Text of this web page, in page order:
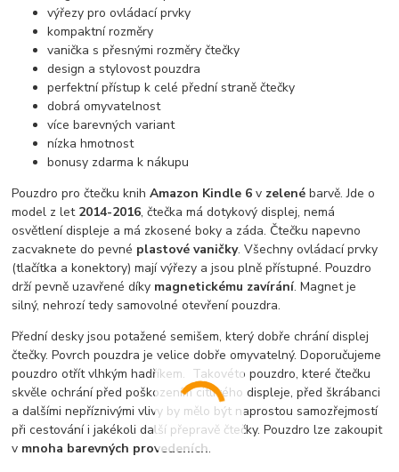
výřezy pro ovládací prvky
kompaktní rozměry
vanička s přesnými rozměry čtečky
design a stylovost pouzdra
perfektní přístup k celé přední straně čtečky
dobrá omyvatelnost
více barevných variant
nízka hmotnost
bonusy zdarma k nákupu
Pouzdro pro čtečku knihAmazon Kindle 6 v zelené barvě. Jde o
model z let 2014-2016, čtečka má dotykový displej, nemá
osvětlení displeje a má zkosené boky a záda. Čtečku napevno
zacvaknete do pevné plastové vaničky. Všechny ovládací prvky
(tlačítka a konektory) mají výřezy a jsou plně přístupné. Pouzdro
drží pevně uzavřené díky magnetickému zavírání. Magnet je
silný, nehrozí tedy samovolné otevření pouzdra.
Přední desky jsou potažené semišem, který dobře chrání displej
čtečky. Povrch pouzdra je velice dobře omyvatelný. Doporučujeme
pouzdro otřít vlhkým hadříkem. Takovéto pouzdro, které čtečku
skvěle ochrání před poškozením citlivého displeje, před škrábanci
a dalšími nepříznivými vlivy by mělo být naprostou samozřejmostí
při cestování i jakékoli další přepravě čtečky. Pouzdro lze zakoupit
v mnoha barevných provedeních.